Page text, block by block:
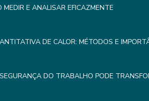
E ANALISAR EFICAZMENTE
DE CALOR: MÉTODOS E
DO TRABALHO PODE